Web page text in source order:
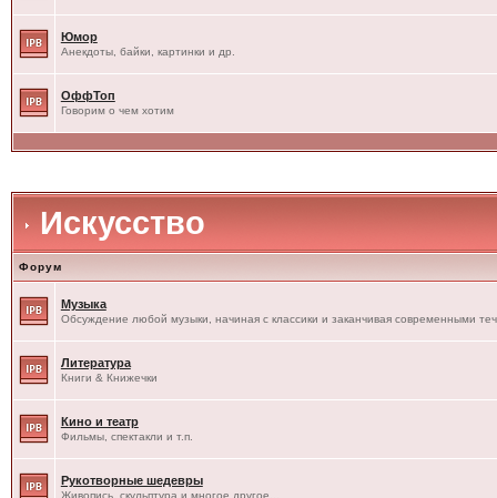
Юмор
Анекдоты, байки, картинки и др.
ОффТоп
Говорим о чем хотим
Искусство
Форум
Музыка
Обсуждение любой музыки, начиная с классики и заканчивая современными
Литература
Книги & Книжечки
Кино и театр
Фильмы, спектакли и т.п.
Рукотворные шедевры
Живопись, скульптура и многое другое...